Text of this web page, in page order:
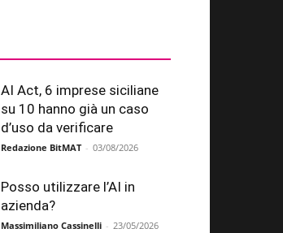
AI Act, 6 imprese siciliane
su 10 hanno già un caso
d’uso da verificare
Redazione BitMAT - 03/08/2026
Posso utilizzare l’AI in
azienda?
Massimiliano Cassinelli - 23/05/2026